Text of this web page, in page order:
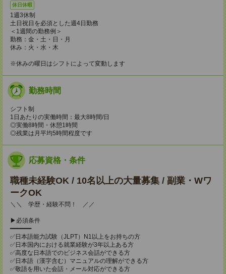
休日休暇
1週3休制
土日祝日を必須とした週4日勤務
＜1週間の勤務例＞
勤務：金・土・日・月
休み：火・水・木
※休みの曜日はシフトによって変動します
勤務時間
シフト制
1日あたりの実働時間：最大8時間/日
◎実働8時間・休憩1時間
◎残業は月平均5時間程度です
応募資格・条件
職種未経験OK / 10名以上の大量募集 / 副業・Wワ
ークOK
＼＼ 学歴・経験不問！ ／／
▶必須条件
━━━━━━
✅日本語能力試験（JLPT）N1以上をお持ちの方
✅日本国内における就業経験が3年以上ある方
✅高度な日本語でのビジネス会話ができる方
✅日本語（漢字含む）マニュアルの理解ができる方
✅敬語を用いた会話・メール対応ができる方